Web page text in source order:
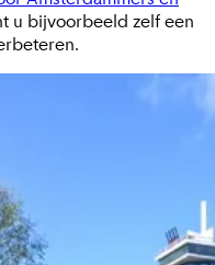
u bijvoorbeeld zelf een